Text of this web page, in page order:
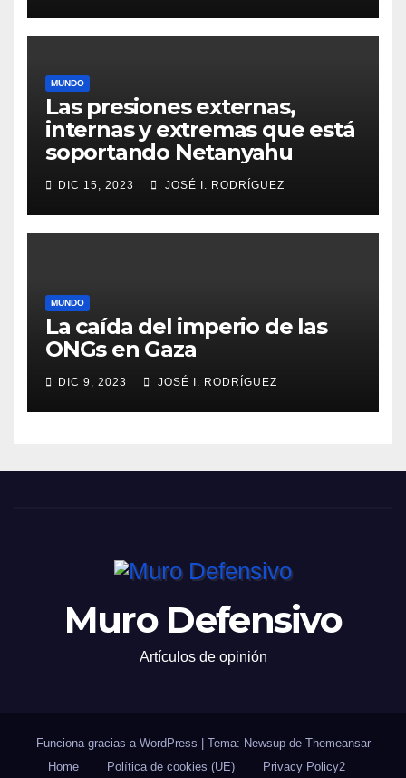
MUNDO
Las presiones externas,
internas y extremas que está
soportando Netanyahu
DIC 15, 2023 JOSÉ I. RODRÍGUEZ
MUNDO
La caída del imperio de las
ONGs en Gaza
DIC 9, 2023 JOSÉ I. RODRÍGUEZ
Muro Defensivo
Artículos de opinión
Funciona gracias a WordPress Tema: Newsup de Themeansar
Home
Política de cookies (UE) Privacy Policy2